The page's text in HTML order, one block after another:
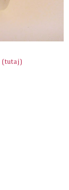
(tutaj)